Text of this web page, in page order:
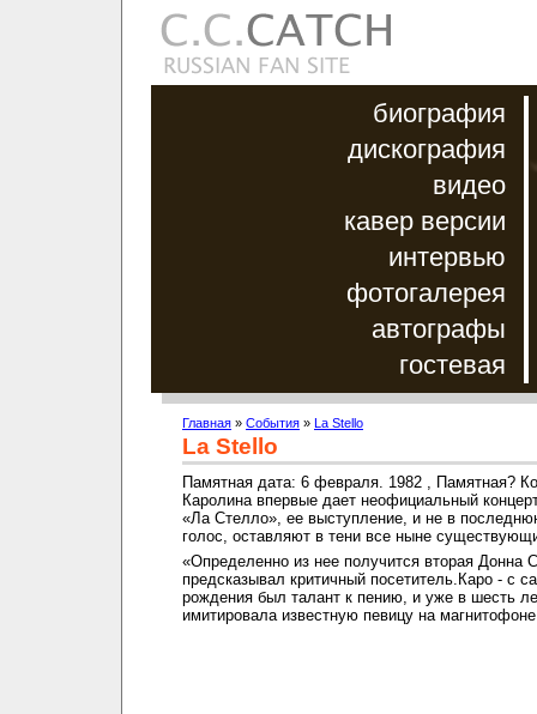
биография
дискография
видео
кавер версии
интервью
фотогалерея
автографы
гостевая
Главная » События » La Stello
La Stello
Памятная дата: 6 февраля. 1982 , Памятная?
Каролина впервые дает неофициальный
«Ла Стелло», ее выступление, и не в
голос, оставляют в тени все ныне
«Определенно из нее получится вторая Донна
предсказывал критичный посетитель.Каро - с
рождения был талант к пению, и уже в шесть
имитировала известную певицу на магнитофоне